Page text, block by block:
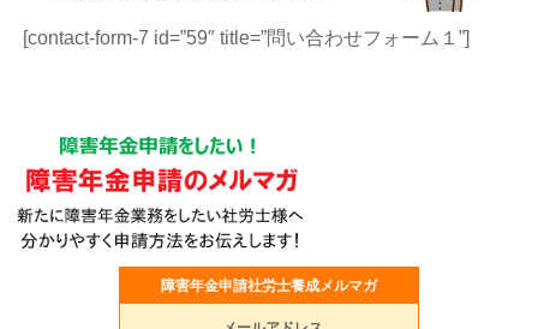
[contact-form-7 id=”59″ title=”問い合わせフォーム１”]
障害年金申請社労士養成メルマガ